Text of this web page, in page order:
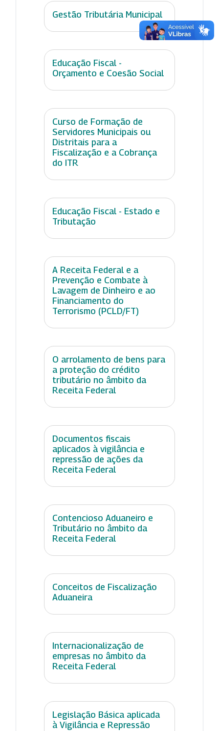
Gestão Tributária Municipal
Educação Fiscal -
Orçamento e Coesão Social
Curso de Formação de
Servidores Municipais ou
Distritais para a
Fiscalização e a Cobrança
do ITR
Educação Fiscal - Estado e
Tributação
A Receita Federal e a
Prevenção e Combate à
Lavagem de Dinheiro e ao
Financiamento do
Terrorismo (PCLD/FT)
O arrolamento de bens para
a proteção do crédito
tributário no âmbito da
Receita Federal
Documentos fiscais
aplicados à vigilância e
repressão de ações da
Receita Federal
Contencioso Aduaneiro e
Tributário no âmbito da
Receita Federal
Conceitos de Fiscalização
Aduaneira
Internacionalização de
empresas no âmbito da
Receita Federal
Legislação Básica aplicada
à Vigilância e Repressão